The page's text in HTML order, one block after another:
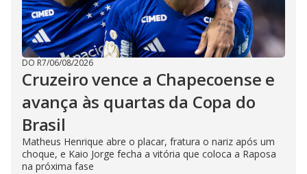
DO R7/06/08/2026
Cruzeiro vence a Chapecoense e
avança às quartas da Copa do
Brasil
Matheus Henrique abre o placar, fratura o nariz após um
choque, e Kaio Jorge fecha a vitória que coloca a Raposa
na próxima fase